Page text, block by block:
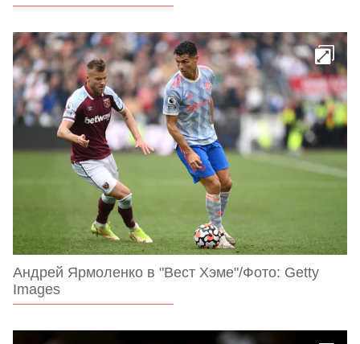
Андрей Ярмоленко в "Вест Хэме"/Фото: Getty
Images